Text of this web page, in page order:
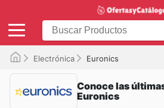
Electrónica Euronics
Conoce las
Euronics